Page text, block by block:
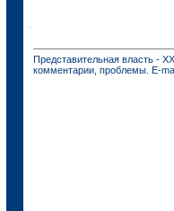
Представительная власть -
комментарии, проблемы. E-